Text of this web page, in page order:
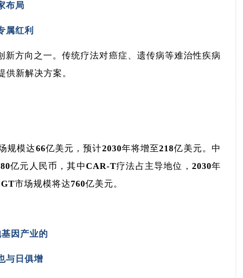
布局
属红利
方向之一。传统疗法对癌症、遗传病等难治性疾病
新解决方案。
模达66亿美元，预计2030年将增至218亿美元。中
亿元人民币，其中CAR-T疗法占主导地位，2030年
市场规模将达760亿美元。
因产业的
与日俱增